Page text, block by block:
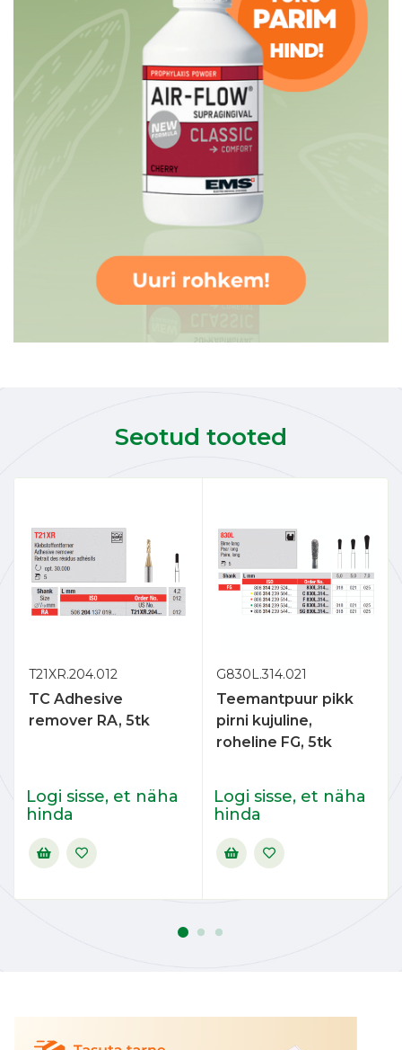
Seotud tooted
T21XR.204.012
TC Adhesive
remover RA, 5tk
Logi sisse, et näha
hinda
G830L.314.021
Teemantpuur pikk
pirni kujuline,
roheline FG, 5tk
Logi sisse, et näha
hinda